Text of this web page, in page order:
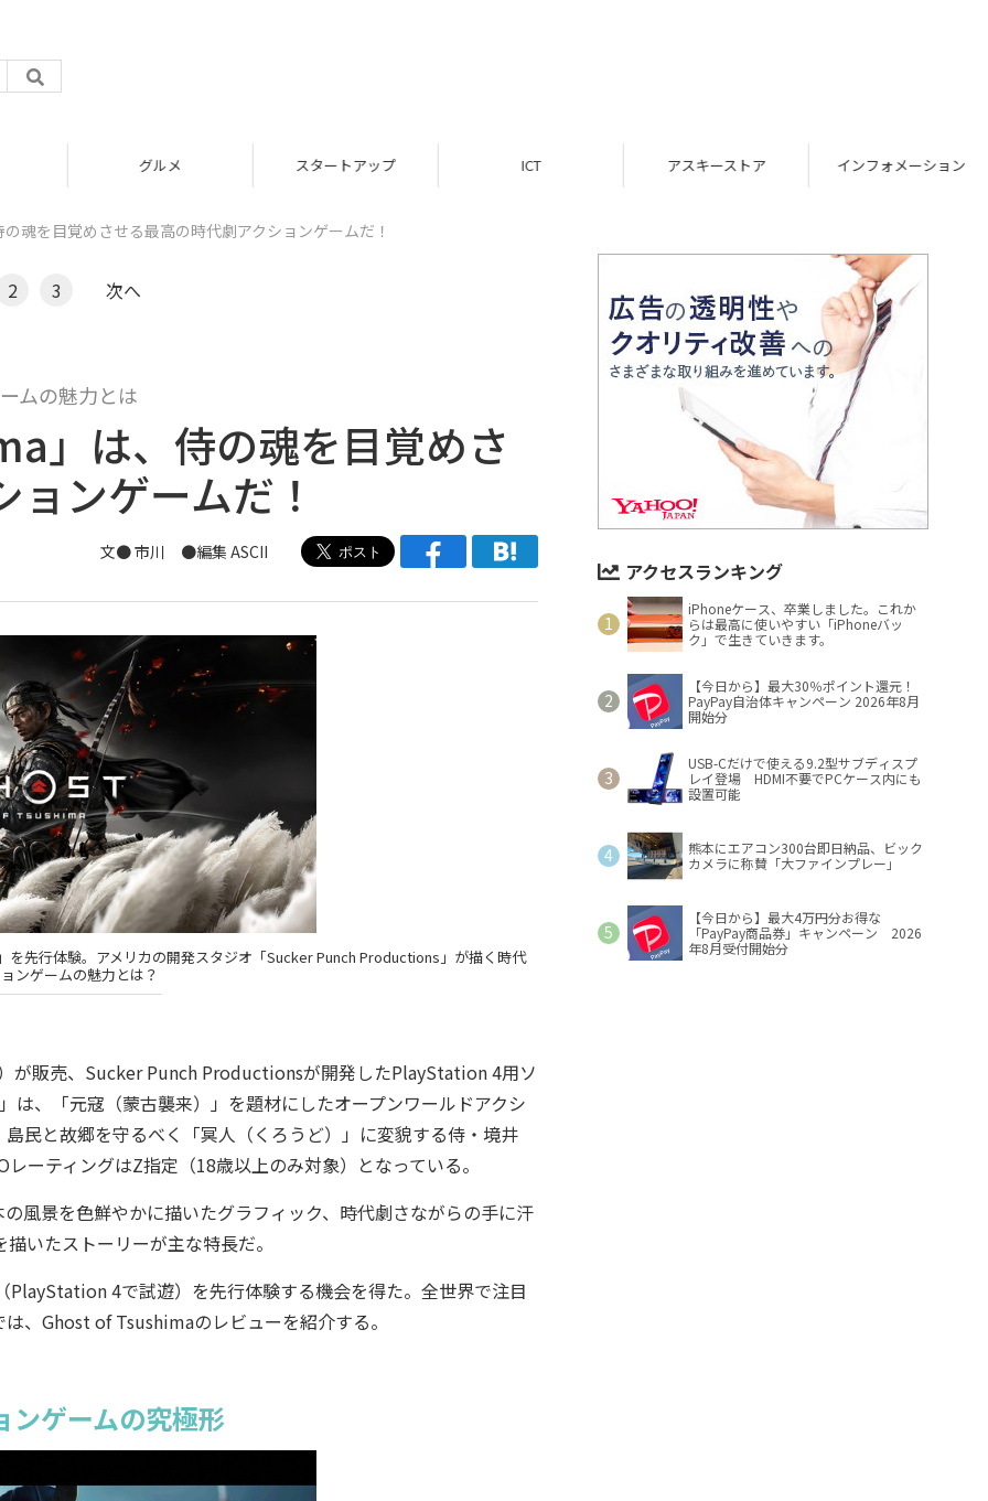
グルメ スタートアップ ICT アスキーストア インフォメーション
魂を目覚めさせる最高の時代劇アクションゲームだ！
2 3 次へ
ムの魅力とは
」は、侍の魂を目覚めさ
ンゲームだ！
文● 市川 ●編集 ASCII
先行体験。アメリカの開発スタジオ「Sucker Punch Productions」が描く時代
ンゲームの魅力とは？
販売、Sucker Punch Productionsが開発したPlayStation 4用ソ
、「元寇（蒙古襲来）」を題材にしたオープンワールドアクシ
民と故郷を守るべく「冥人（くろうど）」に変貌する侍・境井
ーティングはZ指定（18歳以上のみ対象）となっている。
景を色鮮やかに描いたグラフィック、時代劇さながらの手に汗
いたストーリーが主な特長だ。
4で試遊）を先行体験する機会を得た。全世界で注目
、Ghost of Tsushimaのレビューを紹介する。
ンゲームの究極形
アクセスランキング
iPhoneケース、卒業しました。これか
らは最高に使いやすい「iPhoneバッ
ク」で生きていきます。
【今日から】最大30％ポイント還元！
PayPay自治体キャンペーン 2026年8月
開始分
USB-Cだけで使える9.2型サブディスプ
レイ登場 HDMI不要でPCケース内にも
設置可能
熊本にエアコン300台即日納品、ビック
カメラに称賛「大ファインプレー」
【今日から】最大4万円分お得な
「PayPay商品券」キャンペーン 2026
年8月受付開始分